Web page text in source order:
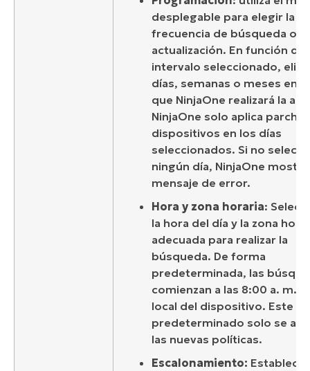
desplegable para elegir la
frecuencia de búsqueda o
actualización. En función del
intervalo seleccionado,
días, semanas o meses en
que NinjaOne realizará la
NinjaOne solo aplica
dispositivos en los días
seleccionados. Si no
ningún día, NinjaOne
mensaje de error.
Hora y zona horaria:
la hora del día y la zona
adecuada para realizar la
búsqueda. De forma
predeterminada, las
comienzan a las 8:00 a. m.,
local del dispositivo. Este
predeterminado solo se
las nuevas políticas.
Escalonamiento: Establece